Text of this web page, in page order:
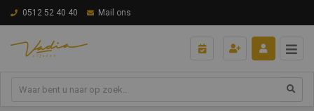
0512 52 40 40 Mail ons